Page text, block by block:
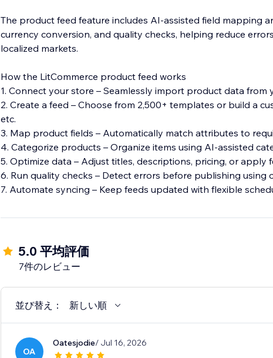
The product feed feature includes AI-assisted field mapping
currency conversion, and quality checks, helping reduce
localized markets.
How the LitCommerce product feed works
1. Connect your store – Seamlessly import product data from
2. Create a feed – Choose from 2,500+ templates or build a
etc.
3. Map product fields – Automatically match attributes to
4. Categorize products – Organize items using AI-assisted
5. Optimize data – Adjust titles, descriptions, pricing, or apply
6. Run quality checks – Detect errors before publishing using
7. Automate syncing – Keep feeds updated with flexible
5.0 平均評価
7件のレビュー
並び替え： 新しい順
OA
Oatesjodie/ Jul 16, 2026